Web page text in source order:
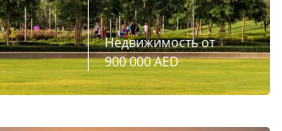
Недвижимость от
900 000 AED